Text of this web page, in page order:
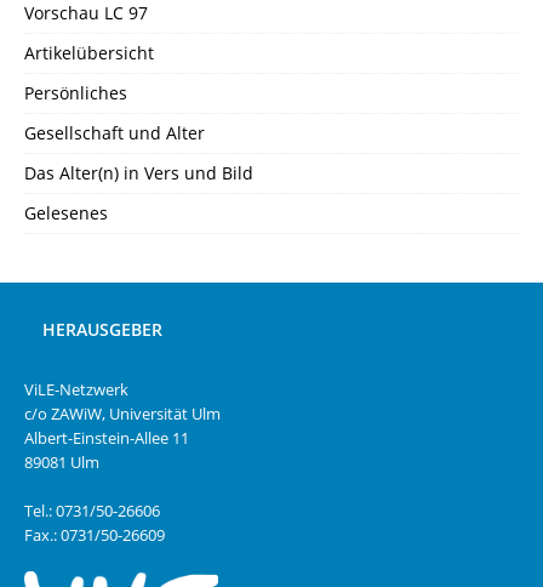
Vorschau LC 97
Artikelübersicht
Persönliches
Gesellschaft und Alter
Das Alter(n) in Vers und Bild
Gelesenes
HERAUSGEBER
ViLE-Netzwerk
c/o ZAWiW, Universität Ulm
Albert-Einstein-Allee 11
89081 Ulm
Tel.: 0731/50-26606
Fax.: 0731/50-26609